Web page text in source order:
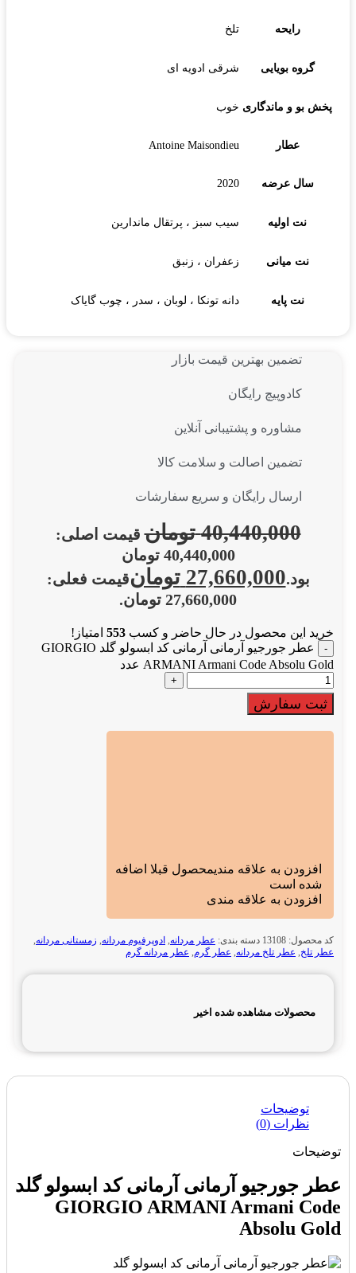
رایحه تلخ
گروه بویایی شرقی ادویه ای
پخش بو و ماندگاری خوب
عطار Antoine Maisondieu
سال عرضه 2020
نت اولیه سیب سبز ، پرتقال ماندارین
نت میانی زعفران ، زنبق
نت پایه دانه تونکا ، لوبان ، سدر ، چوب گایاک
تضمین بهترین قیمت بازار
کادوپیچ رایگان
مشاوره و پشتیبانی آنلاین
تضمین اصالت و سلامت کالا
ارسال رایگان و سریع سفارشات
40,440,000 تومان قیمت اصلی:
40,440,000 تومان
بود.27,660,000 تومانقیمت فعلی:
27,660,000 تومان.
خرید این محصول در حال حاضر و کسب 553 امتیاز!
عطر جورجیو آرمانی آرمانی کد ابسولو گلد GIORGIO
ARMANI Armani Code Absolu Gold عدد
ثبت سفارش
افزودن به علاقه مندیمحصول قبلا اضافه
شده است
افزودن به علاقه مندی
کد محصول: 13108 دسته بندی: عطر مردانه, ادوپرفیوم مردانه, زمستانی مردانه,
عطر تلخ, عطر تلخ مردانه, عطر گرم, عطر مردانه گرم
محصولات مشاهده شده اخیر
توضیحات
نظرات (0)
توضیحات
عطر جورجیو آرمانی آرمانی کد ابسولو گلد
GIORGIO ARMANI Armani Code
Absolu Gold